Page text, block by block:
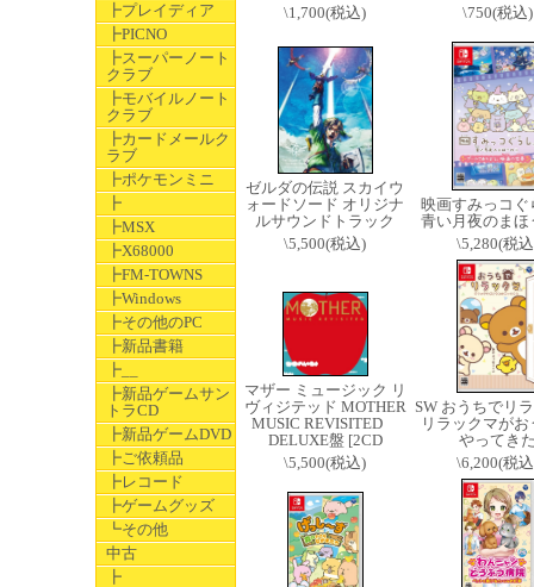
┣プレイディア
┣PICNO
┣スーパーノート
クラブ
┣モバイルノート
クラブ
┣カードメールク
ラブ
┣ポケモンミニ
┣
┣MSX
┣X68000
┣FM-TOWNS
┣Windows
┣その他のPC
┣新品書籍
┣__
┣新品ゲームサン
トラCD
┣新品ゲームDVD
┣ご依頼品
┣レコード
┣ゲームグッズ
┗その他
中古
┣
\1,700(税込)
\750(税込)
ゼルダの伝説 スカイウ
ォードソード オリジナ
ルサウンドトラック
\5,500(税込)
映画すみっコ
青い月夜のまほ
\5,280(税
マザー ミュージック リ
ヴィジテッド MOTHER
MUSIC REVISITED
DELUXE盤 [2CD
\5,500(税込)
SW おうちでリ
リラックマがお
やってき
\6,200(税